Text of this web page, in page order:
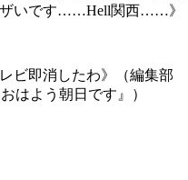
ザいです……Hell関西……》
ビ即消したわ》（編集部
はよう朝日です』）